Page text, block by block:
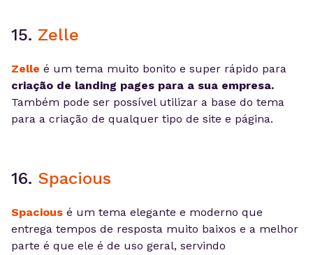
15. Zelle
Zelle é um tema muito bonito e super rápido para
criação de landing pages para a sua empresa.
Também pode ser possível utilizar a base do tema
para a criação de qualquer tipo de site e página.
16. Spacious
Spacious é um tema elegante e moderno que
entrega tempos de resposta muito baixos e a melhor
parte é que ele é de uso geral, servindo